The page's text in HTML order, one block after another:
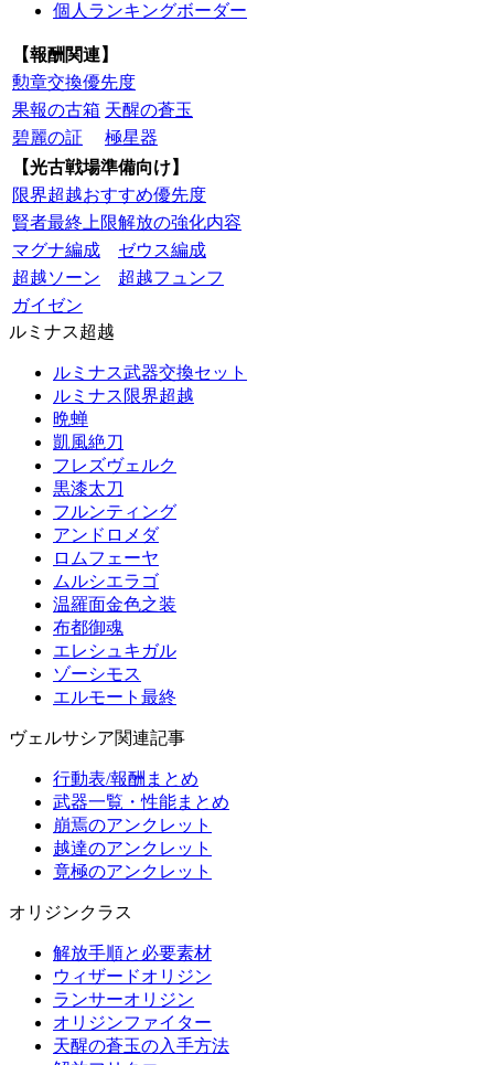
個人ランキングボーダー
【報酬関連】
勲章交換優先度
果報の古箱 天醒の蒼玉
碧麗の証
極星器
【光古戦場準備向け】
限界超越おすすめ優先度
賢者最終上限解放の強化内容
マグナ編成
ゼウス編成
超越ソーン
超越フュンフ
ガイゼン
ルミナス超越
ルミナス武器交換セット
ルミナス限界超越
晩蝉
凱風絶刀
フレズヴェルク
黒漆太刀
フルンティング
アンドロメダ
ロムフェーヤ
ムルシエラゴ
温羅面金色之装
布都御魂
エレシュキガル
ゾーシモス
エルモート最終
ヴェルサシア関連記事
行動表/報酬まとめ
武器一覧・性能まとめ
崩焉のアンクレット
越達のアンクレット
竟極のアンクレット
オリジンクラス
解放手順と必要素材
ウィザードオリジン
ランサーオリジン
オリジンファイター
天醒の蒼玉の入手方法